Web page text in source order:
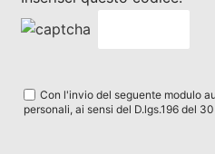
Con l'invio del seguente modulo
personali, ai sensi del D.lgs.196 del